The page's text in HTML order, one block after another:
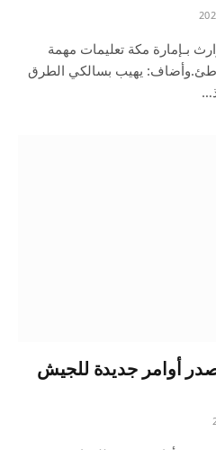
بـإمارة مكة تعليمات مهمة
يهيب بسالكي الطرق
أوامر جديدة للجيش